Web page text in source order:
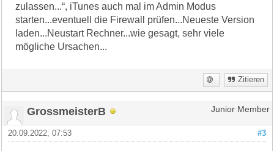
zulassen...“, iTunes auch mal im Admin Modus
starten...eventuell die Firewall prüfen...Neueste Version
laden...Neustart Rechner...wie gesagt, sehr viele
mögliche Ursachen...
Zitieren
GrossmeisterB Junior Member
#3
20.09.2022, 07:53